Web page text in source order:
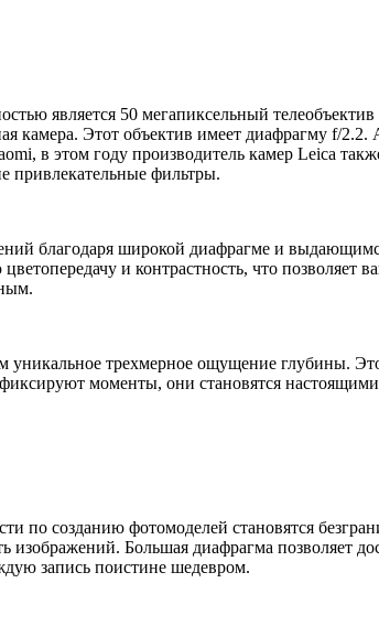
является 50 мегапиксельный
камера. Этот объектив имеет диафрагму f/
в этом году производитель камер Leica
привлекательные фильтры.
благодаря широкой диафрагме и
и контрастность, что позволяет
трехмерное ощущение глубины. Это
моменты, они становятся
созданию фотомоделей становятся
Большая диафрагма позволяет
запись поистине шедевром.